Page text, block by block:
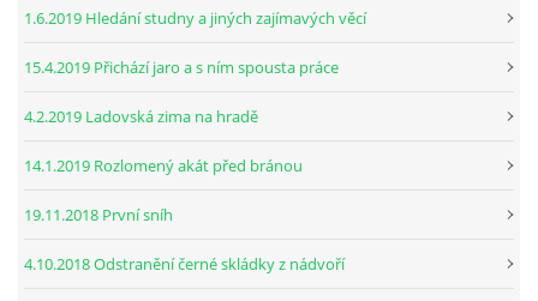
1.6.2019 Hledání studny a jiných zajímavých věcí
15.4.2019 Přichází jaro a s ním spousta práce
4.2.2019 Ladovská zima na hradě
14.1.2019 Rozlomený akát před bránou
19.11.2018 První sníh
4.10.2018 Odstranění černé skládky z nádvoří